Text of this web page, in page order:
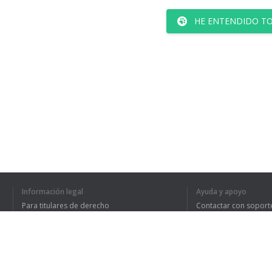
HE ENTENDIDO
Información legal
Para titulares de derecho
Ayuda y apoyo
Contactar con